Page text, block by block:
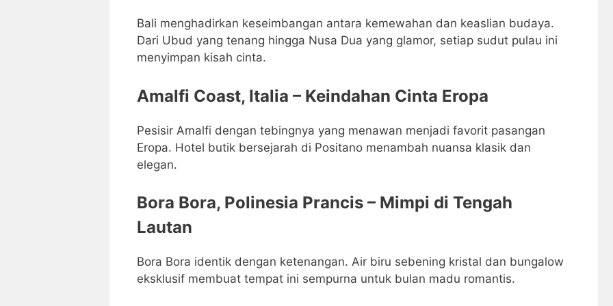
Bali menghadirkan keseimbangan antara kemewahan dan keaslian budaya.
Dari Ubud yang tenang hingga Nusa Dua yang glamor, setiap sudut pulau ini
menyimpan kisah cinta.
Amalfi Coast, Italia – Keindahan Cinta Eropa
Pesisir Amalfi dengan tebingnya yang menawan menjadi favorit pasangan
Eropa. Hotel butik bersejarah di Positano menambah nuansa klasik dan
elegan.
Bora Bora, Polinesia Prancis – Mimpi di Tengah
Lautan
Bora Bora identik dengan ketenangan. Air biru sebening kristal dan bungalow
eksklusif membuat tempat ini sempurna untuk bulan madu romantis.